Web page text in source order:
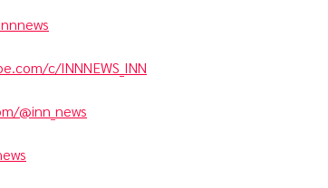
c/INNNEWS_INN
@inn_news